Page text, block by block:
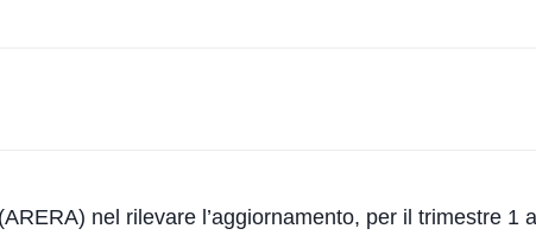
nel rilevare l’aggiornamento, per il trimestre